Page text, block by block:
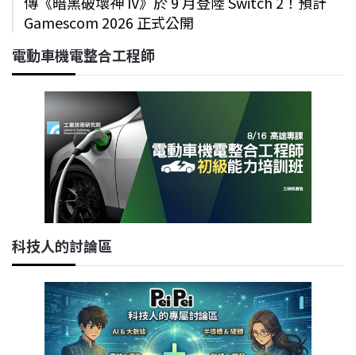
Gamescom 2026 正式公開
電動車機電整合工程師
科技人的討論區